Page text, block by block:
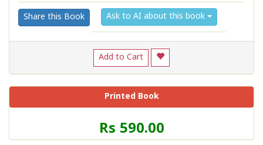
Share this Book Ask to AI about this book
Add to Cart
Printed Book
Price
of
Rs 590.00